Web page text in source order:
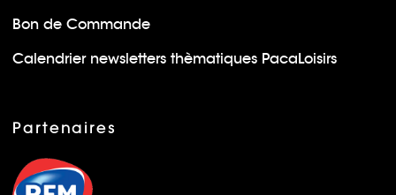
Bon de Commande
Calendrier newsletters thèmatiques PacaLoisirs
Partenaires